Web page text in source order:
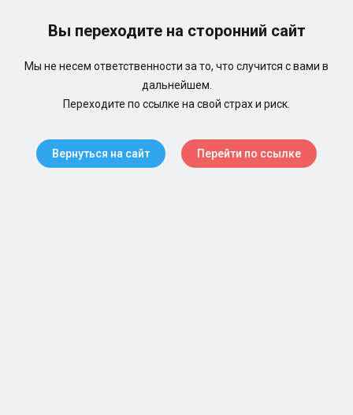
Вы переходите на сторонний сайт
Мы не несем ответственности за то, что случится с вами в
дальнейшем.
Переходите по ссылке на свой страх и риск.
Вернуться на сайт Перейти по ссылке